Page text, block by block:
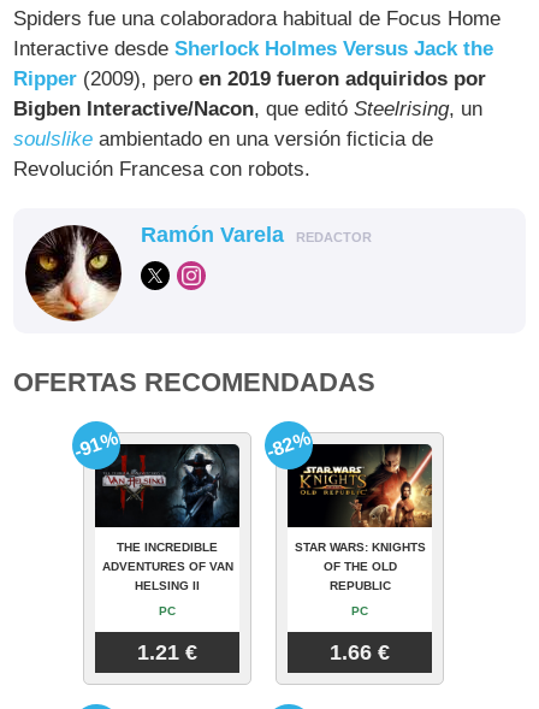
Spiders fue una colaboradora habitual de Focus Home
Interactive desdeSherlock Holmes Versus Jack the
Ripper (2009), peroen 2019 fueron adquiridos por
Bigben Interactive/Nacon, que editóSteelrising, un
soulslike ambientado en una versión ficticia de
Revolución Francesa con robots.
Ramón Varela REDACTOR
OFERTAS RECOMENDADAS
THE INCREDIBLE
ADVENTURES OF VAN
HELSING II
PC
1.21 €
-91%
STAR WARS: KNIGHTS
OF THE OLD
REPUBLIC
PC
1.66 €
-82%